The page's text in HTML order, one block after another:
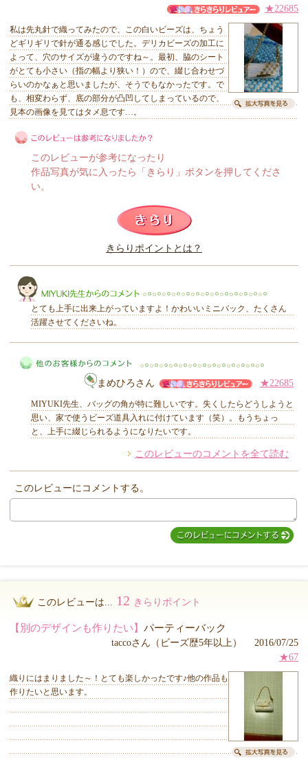
★22685
私は先丸針で織ってみたので、この白いビーズは、ちょう
どギリギリで針が通る感じでした。デリカビーズの加工に
よって、穴のサイズが違うのですね～。最初、脇のシート
がとても小さい（指の幅より狭い！）ので、綴じ合わせづ
らいのかなぁと思いましたが、そうでもなかったです。で
も、相変わらず、底の部分が凸凹してしまっているので、
見本の画像を見てはタメ息です…。
このレビューは参考になりましたか？
このレビューが参考になったり
作品写真が気に入ったら「きらり」ボタンを押してくださ
い。
きらりポイントとは？
MIYUKI先生からのコメント
とても上手に出来上がっていますよ！かわいいミニバック、たくさん
活躍させてくださいね。
他のお客様からのコメント
まめひろさん ★22685
MIYUKI先生、バッグの角が特に難しいです。失くしたらどうしようと
思い、家で使うビーズ道具入れに付けています（笑）。もうちょっ
と、上手に綴じられるようになりたいです。
このレビューのコメントを全て読む
このレビューにコメントする。
このレビューは... 12 きらりポイント
【別のデザインも作りたい】 パーティーバック
taccoさん（ビーズ歴5年以上） 2016/07/25
★67
織りにはまりました～！とても楽しかったです♪他の作品も
作りたいと思います。